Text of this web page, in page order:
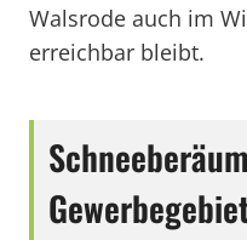
Walsrode auch im
erreichbar bleibt.